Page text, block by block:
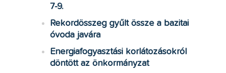
7-9.
Rekordösszeg gyűlt össze a bazitai
óvoda javára
Energiafogyasztási korlátozásokról
döntött az önkormányzat